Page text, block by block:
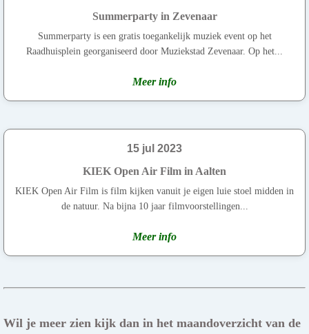
Summerparty in Zevenaar
Summerparty is een gratis toegankelijk muziek event op het
Raadhuisplein georganiseerd door Muziekstad Zevenaar. Op het...
Meer info
15 jul 2023
KIEK Open Air Film in Aalten
KIEK Open Air Film is film kijken vanuit je eigen luie stoel midden in
de natuur. Na bijna 10 jaar filmvoorstellingen...
Meer info
Wil je meer zien kijk dan in het maandoverzicht van de